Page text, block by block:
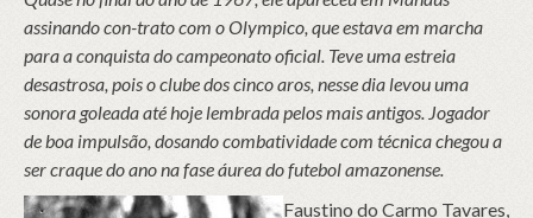
assinando con-trato com o Olympico, que estava em marcha
para a conquista do campeonato oficial. Teve uma estreia
desastrosa, pois o clube dos cinco aros, nesse dia levou uma
sonora goleada até hoje lembrada pelos mais antigos. Jogador
de boa impulsão, dosando combatividade com técnica chegou a
ser craque do ano na fase áurea do futebol amazonense.
Faustino do Carmo Tavares,